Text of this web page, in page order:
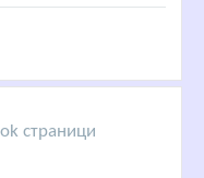
страници